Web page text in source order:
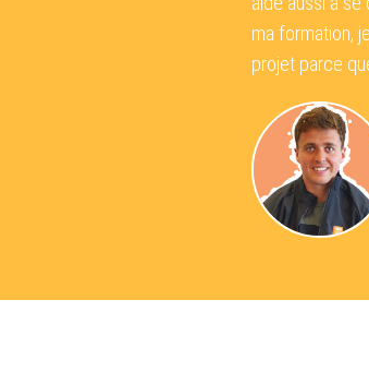
ma formation,
projet parce